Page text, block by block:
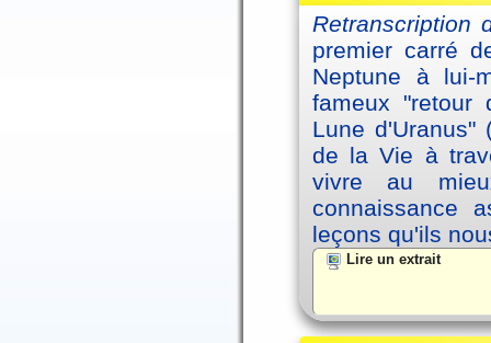
Retranscription
premier carré
Neptune à lui-
fameux "retour
Lune d'Uranus"
de la Vie à
vivre au
connaissance
leçons qu'ils
Lire un extrait